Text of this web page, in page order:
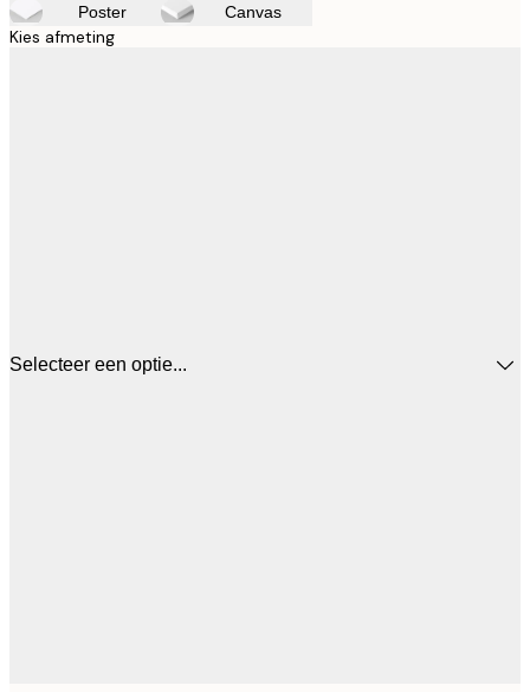
Poster Canvas
Kies afmeting
Selecteer een optie...